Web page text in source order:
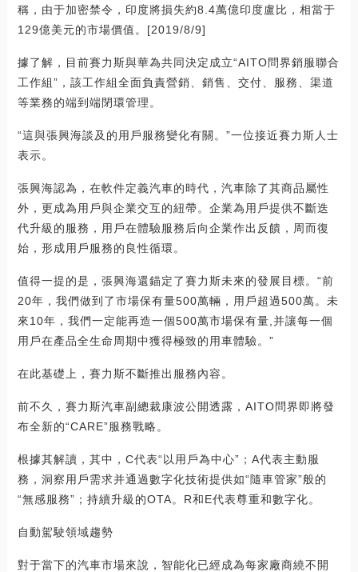
稱，由于加密禁令，印度將損失約8.4萬億印度盧比，相當于
129億美元的市場價值。[2019/8/9]
據了解，目前賽力斯與華為共同決定成立“AITO問界銷服聯合
工作組”，該工作組全面負責營銷、銷售、交付、服務、渠道
等業務的端到端閉環管理。
“這與張興海談及的用戶服務變化有關。”一位接近賽力斯人士
表示。
張興海認為，在軟件定義汽車的時代，汽車除了其商品屬性
外，更成為用戶與企業交互的紐帶。企業為用戶提供不斷迭
代升級的服務，用戶在體驗服務后向企業作出反饋，周而復
始，形成用戶服務的良性循環。
值得一提的是，張興海還錨定了賽力斯未來的發展目標。“前
20年，我們做到了市場保有量500萬輛，用戶超過500萬。未
來10年，我們一定能再造一個500萬市場保有量,并讓每一個
用戶在產品全生命周期中獲得極致的用車體驗。”
在此基礎上，賽力斯不斷推出服務內容。
前不久，賽力斯汽車副總裁康波公開透露，AITO問界即將發
布全新的“CARE”服務戰略。
根據其解讀，其中，C代表“以用戶為中心”；A代表主動服
務，洞察用戶需求并通過數字化技術提供如“隨車管家”般的
“無感服務”；持續升級的OTA。R和E代表尊重和數字化。
自動駕駛領域趨勢
對于當下的汽車市場來說，智能化已經成為每家廠商繞不開